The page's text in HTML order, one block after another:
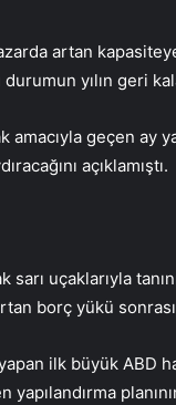
artan
durumun yılın
geçen ay
açıklamıştı.
uçaklarıyla
borç yükü
ilk büyük ABD
yapılandırma